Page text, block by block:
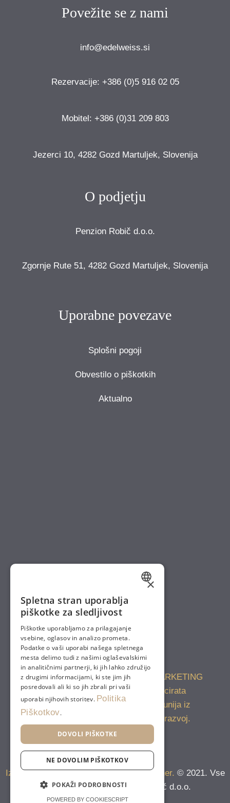
Povežite se z nami
info@edelweiss.si
Rezervacije: +386 (0)5 916 02 05
Mobitel: +386 (0)31 209 803
Jezerci 10, 4282 Gozd Martuljek, Slovenija
O podjetju
Penzion Robič d.o.o.
Zgornje Rute 51, 4282 Gozd Martuljek, Slovenija
Uporabne povezave
Splošni pogoji
Obvestilo o piškotkih
Aktualno
Naložbo VAVČER ZA DIGITALNI MARKETING
(izdelavo spletne strani) sofinancirata
Republika Slovenija in Evropska unija iz
Evropskega sklada za regionalni razvoj.
Izdelava: Agencija Forward, Google Partner. © 2021. Vse
pravice pridržane. Penzion Robič d.o.o.
SLOVENIAN
×
Spletna stran uporablja
piškotke za sledljivost
Piškotke uporabljamo za prilagajanje
vsebine, oglasov in analizo prometa.
Podatke o vaši uporabi našega spletnega
mesta delimo tudi z našimi oglaševalskimi
in analitičnimi partnerji, ki jih lahko združijo
z drugimi informacijami, ki ste jim jih
posredovali ali ki so jih zbrali pri vaši
uporabi njihovih storitev. Politika
Piškotkov.
DOVOLI PIŠKOTKE
NE DOVOLIM PIŠKOTKOV
POKAŽI PODROBNOSTI
POWERED BY COOKIESCRIPT